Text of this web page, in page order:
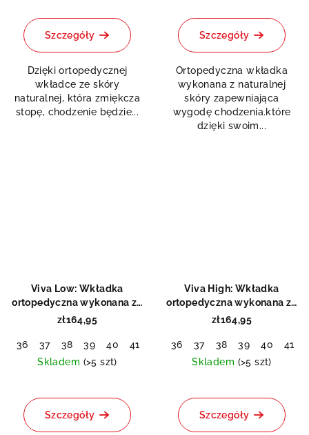
ocena
produktu
na
5
gwiazdek.
Szczegóły
Dzięki ortopedycznej
wkładce ze skóry
naturalnej, która zmiękcza
stopę, chodzenie będzie...
ocena
produktu
na
5
gwiazdek.
Szczegóły
Ortopedyczna wkładka
wykonana z naturalnej
skóry zapewniająca
wygodę chodzenia.które
dzięki swoim...
Viva Low: Wkładka
ortopedyczna wykonana ze
skóry bydlęcej
zł164,95
36 37 38 39 40 41 43 44 45 46 47
48
Skladem (>5 szt)
ocena
produktu
Szczegóły
Viva High: Wkładka
ortopedyczna wykonana ze
skóry bydlęcej
zł164,95
36 37 38 39 40 41
Skladem (>5 szt)
Szczegóły